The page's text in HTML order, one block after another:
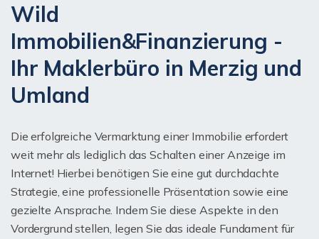
Wild
Immobilien&Finanzierung -
Ihr Maklerbüro in Merzig und
Umland
Die erfolgreiche Vermarktung einer Immobilie erfordert
weit mehr als lediglich das Schalten einer Anzeige im
Internet! Hierbei benötigen Sie eine gut durchdachte
Strategie, eine professionelle Präsentation sowie eine
gezielte Ansprache. Indem Sie diese Aspekte in den
Vordergrund stellen, legen Sie das ideale Fundament für